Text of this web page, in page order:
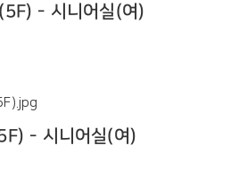
- 시니어실(여)
- 시니어실(여)